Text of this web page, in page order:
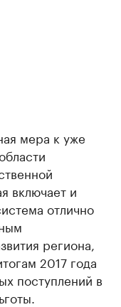
мера к уже
включает и
отлично
региона,
2017 года
поступлений в